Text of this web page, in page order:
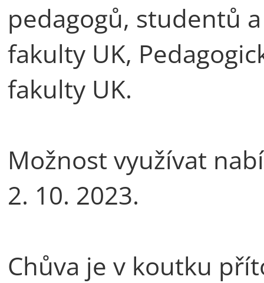
pedagogů, studentů
fakulty UK,
fakulty UK.
Možnost využívat
2. 10. 2023.
Chůva je v koutku